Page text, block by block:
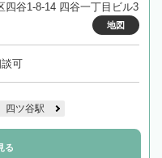
四谷1-8-14 四谷一丁目ビル3
地図
可
四ツ谷駅
る